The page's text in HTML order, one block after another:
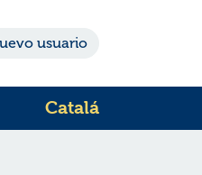
usuario
Catalá